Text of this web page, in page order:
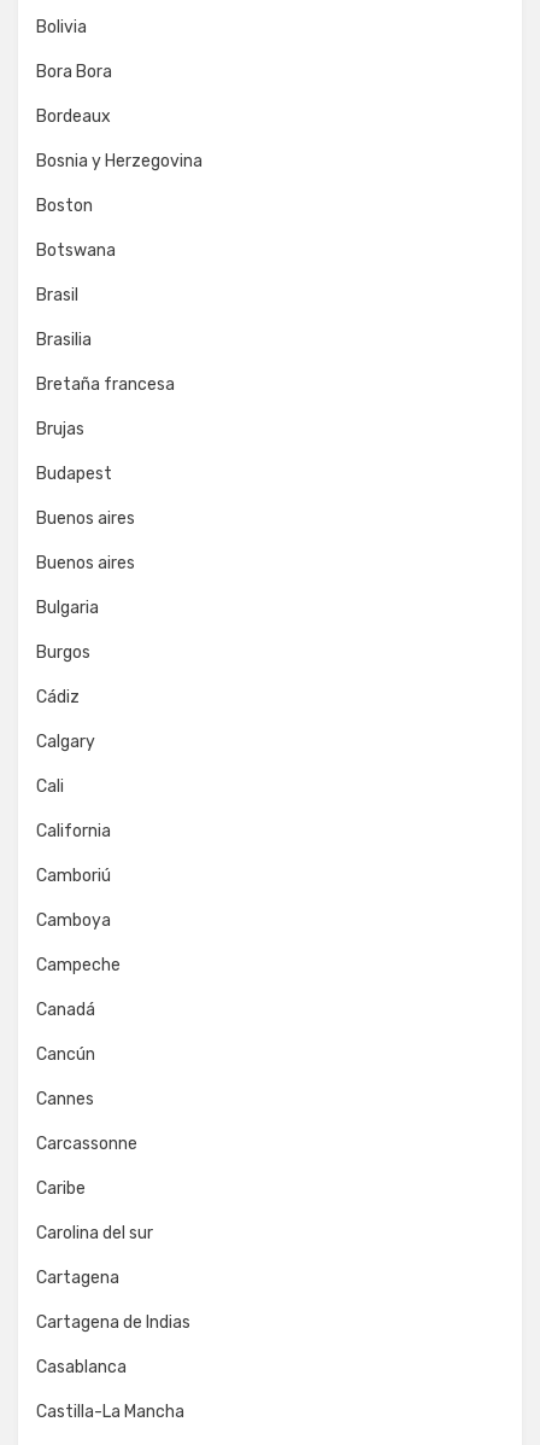
Bolivia
Bora Bora
Bordeaux
Bosnia y Herzegovina
Boston
Botswana
Brasil
Brasilia
Bretaña francesa
Brujas
Budapest
Buenos aires
Buenos aires
Bulgaria
Burgos
Cádiz
Calgary
Cali
California
Camboriú
Camboya
Campeche
Canadá
Cancún
Cannes
Carcassonne
Caribe
Carolina del sur
Cartagena
Cartagena de Indias
Casablanca
Castilla-La Mancha